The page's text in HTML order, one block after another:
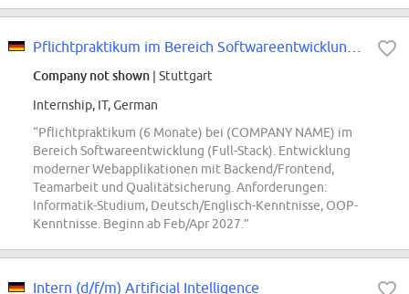
Company not shown | Stuttgart
Internship, IT, German
“Pflichtpraktikum (6 Monate) bei (COMPANY NAME) im
Bereich Softwareentwicklung (Full-Stack). Entwicklung
moderner Webapplikationen mit Backend/Frontend,
Teamarbeit und Qualitätsicherung. Anforderungen:
Informatik-Studium, Deutsch/Englisch-Kenntnisse, OOP-
Kenntnisse. Beginn ab Feb/Apr 2027.”
Intern (d/f/m) Artificial Intelligence